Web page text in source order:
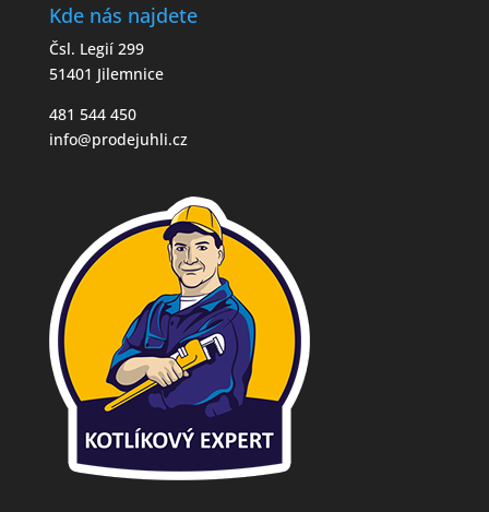
Kde nás najdete
Čsl. Legií 299
51401 Jilemnice
481 544 450
info@prodejuhli.cz